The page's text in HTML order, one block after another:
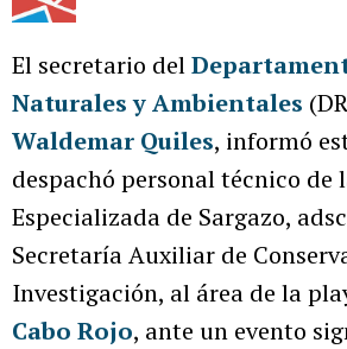
El secretario del
Naturales y Ambientales
Waldemar Quiles, informó
despachó personal técnico de
Especializada de Sargazo,
Secretaría Auxiliar de
Investigación, al área de la
Cabo Rojo, ante un evento